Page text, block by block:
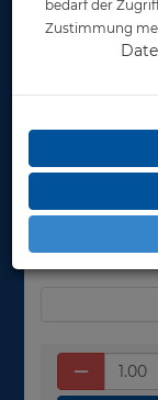
Lieferbar
bedarf der
Zustimmung